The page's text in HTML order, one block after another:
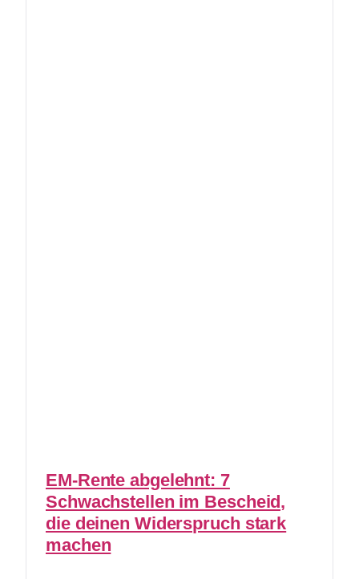
EM-Rente abgelehnt: 7
Schwachstellen im Bescheid,
die deinen Widerspruch stark
machen